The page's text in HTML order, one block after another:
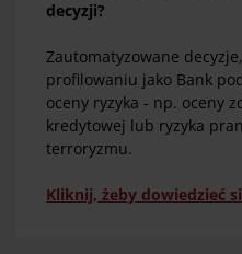
decyzji?
Zautomatyzowane
profilowaniu jako Bank
oceny ryzyka - np. oceny
kredytowej lub ryzyka
terroryzmu.
Kliknij, żeby dowiedzieć